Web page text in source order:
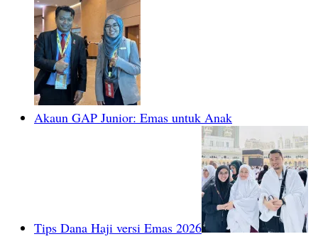
Akaun GAP Junior: Emas untuk Anak
Tips Dana Haji versi Emas 2026